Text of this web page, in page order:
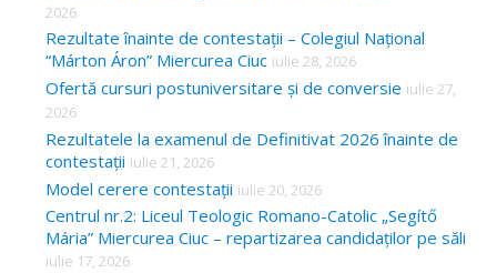
2026
Rezultate înainte de contestații – Colegiul Național
“Márton Áron” Miercurea Ciuc iulie 28, 2026
Ofertă cursuri postuniversitare și de conversie iulie 27,
2026
Rezultatele la examenul de Definitivat 2026 înainte de
contestații iulie 21, 2026
Model cerere contestații iulie 20, 2026
Centrul nr.2: Liceul Teologic Romano-Catolic „Segítő
Mária” Miercurea Ciuc – repartizarea candidaților pe săli
iulie 17, 2026